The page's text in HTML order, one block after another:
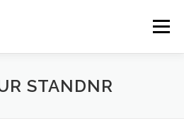
Menu
CÉRAMIQUE
STANDNR